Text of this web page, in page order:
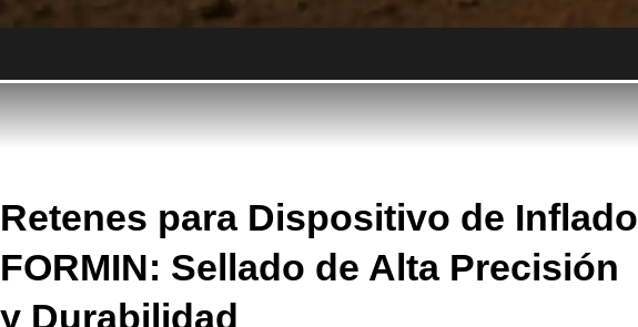
Retenes para Dispositivo de Inflado
FORMIN: Sellado de Alta Precisión
y Durabilidad